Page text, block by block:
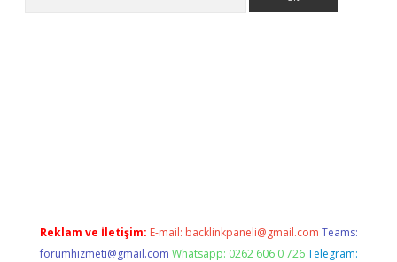
Reklam ve İletişim: E-mail: backlinkpaneli@gmail.com Teams:
forumhizmeti@gmail.com Whatsapp: 0262 606 0 726 Telegram: